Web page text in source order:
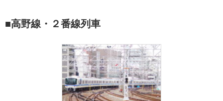
■高野線・２番線列車